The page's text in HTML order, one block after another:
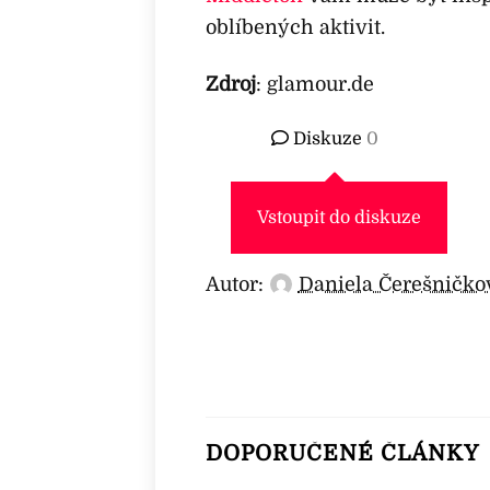
oblíbených aktivit.
Zdroj: glamour.de
Diskuze 0
Vstoupit do diskuze
Autor: Daniela
DOPORUČENÉ ČLÁNKY